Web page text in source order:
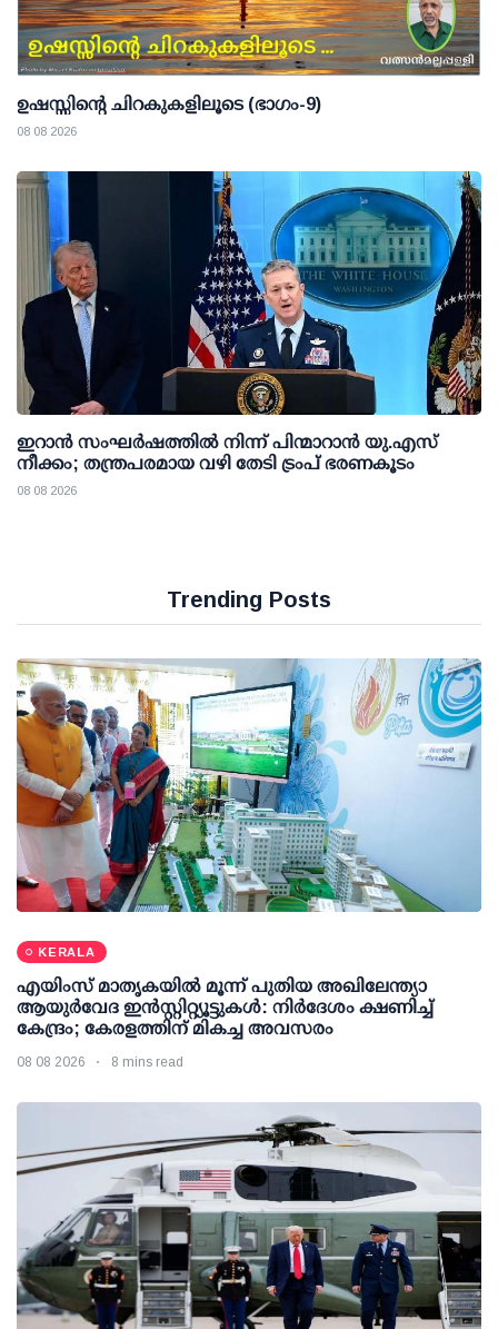
ഉഷസ്സിന്റെ ചിറകുകളിലൂടെ (ഭാഗം-9)
08 08 2026
ഇറാന്‍ സംഘര്‍ഷത്തില്‍ നിന്ന് പിന്മാറാന്‍ യു.എസ്
നീക്കം; തന്ത്രപരമായ വഴി തേടി ട്രംപ് ഭരണകൂടം
08 08 2026
Trending Posts
KERALA
എയിംസ് മാതൃകയില്‍ മൂന്ന് പുതിയ അഖിലേന്ത്യാ
ആയുര്‍വേദ ഇന്‍സ്റ്റിറ്റ്യൂട്ടുകള്‍: നിര്‍ദേശം ക്ഷണിച്ച്
കേന്ദ്രം; കേരളത്തിന് മികച്ച അവസരം
08 08 2026 8 mins read